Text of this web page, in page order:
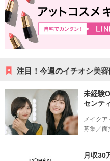
注目！今週のイチオシ美容
未経験
センテ
メイク
募集／面
月収30